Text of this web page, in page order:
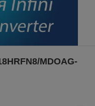
MDOAG-